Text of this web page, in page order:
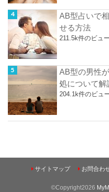
AB型占いで
せる方法
211.5k件のビュー
AB型の男性
処について解
204.1k件のビュ
サイトマップ お問合わ
©Copyright2026